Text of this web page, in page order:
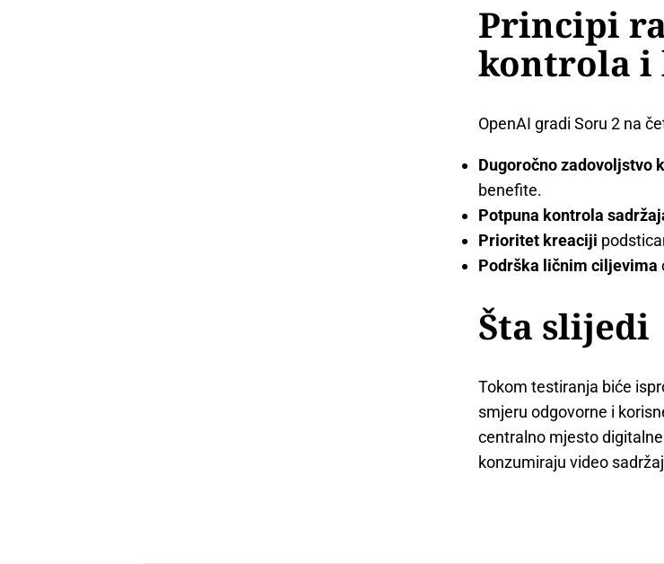
Principi
kontrola i
OpenAI gradi Soru 2 na
Dugoročno zadovoljstvo
benefite.
Potpuna kontrola
Prioritet kreaciji
Podrška ličnim ciljevima
Šta slijedi
Tokom testiranja biće
smjeru odgovorne i
centralno mjesto
konzumiraju video